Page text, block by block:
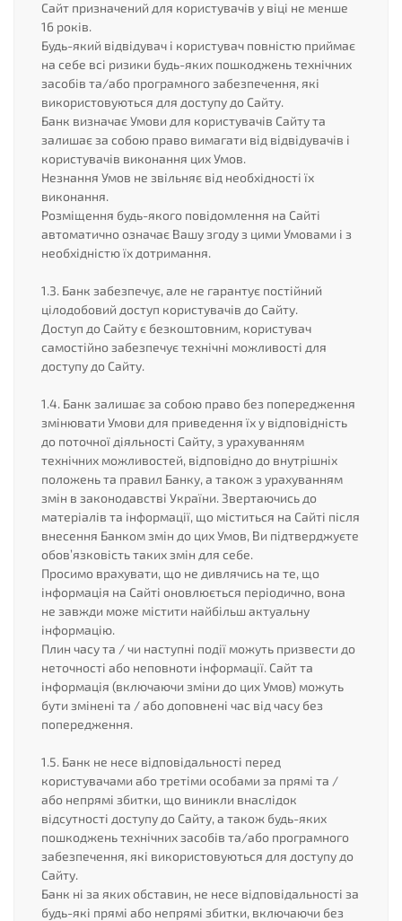
Сайт призначений для користувачів у віці не менше
16 років.
Будь-який відвідувач і користувач повністю приймає
на себе всі ризики будь-яких пошкоджень технічних
засобів та/або програмного забезпечення, які
використовуються для доступу до Сайту.
Банк визначає Умови для користувачів Сайту та
залишає за собою право вимагати від відвідувачів і
користувачів виконання цих Умов.
Незнання Умов не звільняє від необхідності їх
виконання.
Розміщення будь-якого повідомлення на Сайті
автоматично означає Вашу згоду з цими Умовами і з
необхідністю їх дотримання.
1.3. Банк забезпечує, але не гарантує постійний
цілодобовий доступ користувачів до Сайту.
Доступ до Сайту є безкоштовним, користувач
самостійно забезпечує технічні можливості для
доступу до Сайту.
1.4. Банк залишає за собою право без попередження
змінювати Умови для приведення їх у відповідність
до поточної діяльності Сайту, з урахуванням
технічних можливостей, відповідно до внутрішніх
положень та правил Банку, а також з урахуванням
змін в законодавстві України. Звертаючись до
матеріалів та інформації, що міститься на Сайті після
внесення Банком змін до цих Умов, Ви підтверджуєте
обов’язковість таких змін для себе.
Просимо врахувати, що не дивлячись на те, що
інформація на Сайті оновлюється періодично, вона
не завжди може містити найбільш актуальну
інформацію.
Плин часу та / чи наступні події можуть призвести до
неточності або неповноти інформації. Сайт та
інформація (включаючи зміни до цих Умов) можуть
бути змінені та / або доповнені час від часу без
попередження.
1.5. Банк не несе відповідальності перед
користувачами або третіми особами за прямі та /
або непрямі збитки, що виникли внаслідок
відсутності доступу до Сайту, а також будь-яких
пошкоджень технічних засобів та/або програмного
забезпечення, які використовуються для доступу до
Сайту.
Банк ні за яких обставин, не несе відповідальності за
будь-які прямі або непрямі збитки, включаючи без